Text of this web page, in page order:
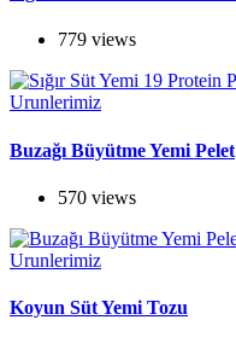
779 views
Urunlerimiz
Buzağı Büyütme Yemi Pelet
570 views
Urunlerimiz
Koyun Süt Yemi Tozu